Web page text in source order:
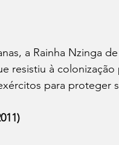
a Rainha Nzinga
resistiu à
para proteger